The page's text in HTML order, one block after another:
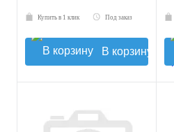
Купить в 1 клик Под заказ
В корзину